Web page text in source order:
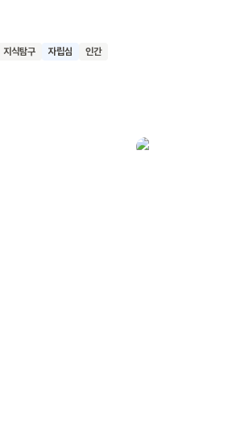
하는 습관을 길러주는 아주 좋은
리 아이들이 경제적으로 똑똑한
지식탐구 자립심 인간